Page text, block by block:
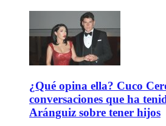
¿Qué opina ella? Cuco
conversaciones que ha
Aránguiz sobre tener hijos